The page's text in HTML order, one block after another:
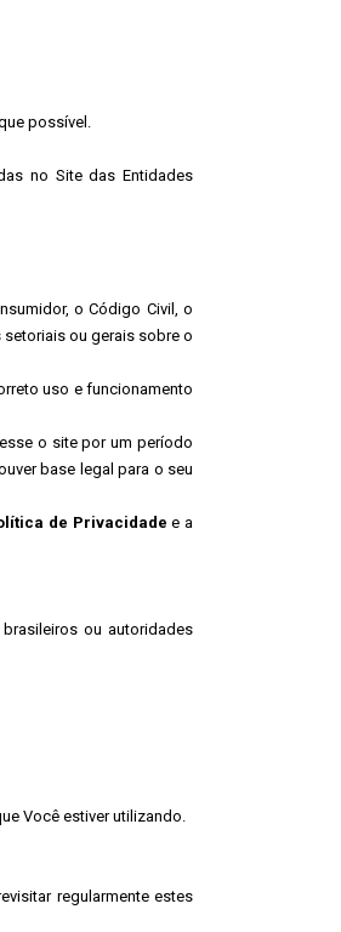
possível.
no Site das Entidades
o Código Civil, o
setoriais ou gerais sobre o
uso e funcionamento
o site por um período
base legal para o seu
de Privacidade e a
ou autoridades
Você estiver utilizando.
regularmente estes